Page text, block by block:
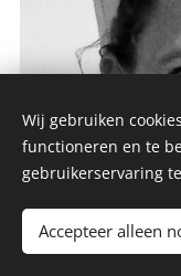
Wij gebruiken
functioneren en te
gebruikerservaring
Accepteer alleen